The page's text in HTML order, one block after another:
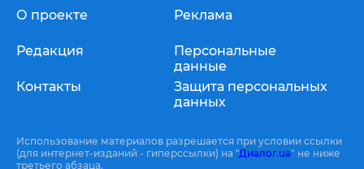
О проекте
Редакция
Контакты
Реклама
Персональные
данные
Защита персональных
данных
Использование материалов разрешается при условии ссылки
(для интернет-изданий - гиперссылки) на "Диалог.ua" не ниже
третьего абзаца.